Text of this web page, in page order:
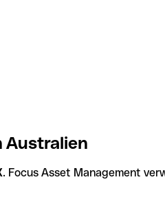
Australien
. Focus Asset Management